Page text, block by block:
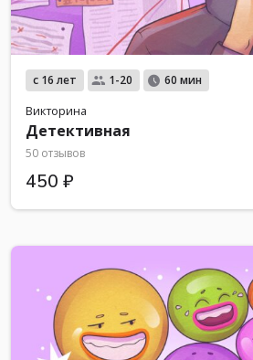
с 16 лет 1-20 60 мин
Викторина
Детективная
50 отзывов
450 ₽